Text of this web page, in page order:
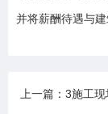
并将薪酬待遇与
上一篇：3施工